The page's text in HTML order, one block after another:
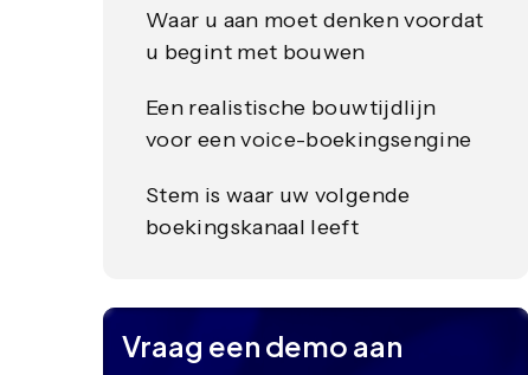
Waar u aan moet denken voordat
u begint met bouwen
Een realistische bouwtijdlijn
voor een voice-boekingsengine
Stem is waar uw volgende
boekingskanaal leeft
Vraag een demo aan